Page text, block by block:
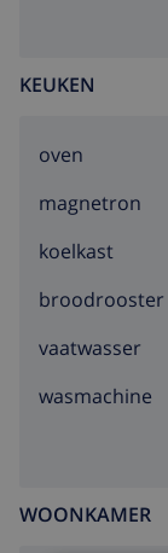
KEUKEN
oven
magnetron
koelkast
broodrooster
vaatwasser
wasmachine
WOONKAMER